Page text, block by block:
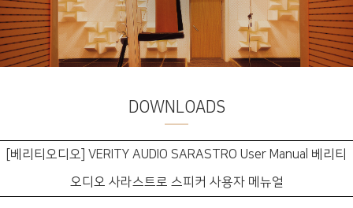
SUPPORT
DOWNLOADS
[베리티오디오] VERITY AUDIO SARASTRO User Manual 베리티
오디오 사라스트로 스피커 사용자 메뉴얼